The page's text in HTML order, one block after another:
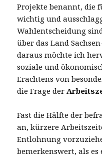
Projekte benannt, die
wichtig und
Wahlentscheidung
über das Land
daraus möchte ich
soziale und
Erachtens von
die Frage der
Fast die Hälfte der
an, kürzere
Entlohnung
bemerkenswert, als